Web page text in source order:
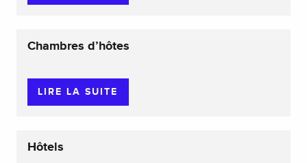
Chambres d’hôtes
LIRE LA SUITE
Hôtels